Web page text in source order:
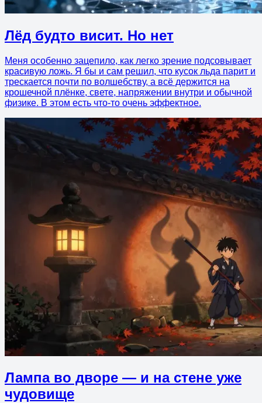
Лёд будто висит. Но нет
Меня особенно зацепило, как легко зрение подсовывает
красивую ложь. Я бы и сам решил, что кусок льда парит и
трескается почти по волшебству, а всё держится на
крошечной плёнке, свете, напряжении внутри и обычной
физике. В этом есть что-то очень эффектное.
Лампа во дворе — и на стене уже
чудовище